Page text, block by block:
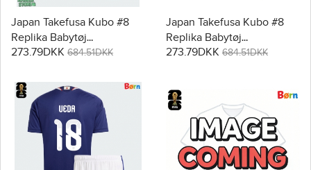
Japan Takefusa Kubo #8
Replika Babytøj
Hjemmebanesæt Børn VM
bukser)
273.79DKK 684.51DKK
Japan Takefusa Kubo #8
Replika Babytøj
Udebanesæt Børn VM
273.79DKK 684.51DKK